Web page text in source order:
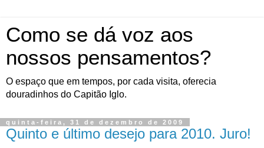
Como se dá voz aos
nossos pensamentos?
O espaço que em tempos, por cada visita, oferecia
douradinhos do Capitão Iglo.
quinta-feira, 31 de dezembro de 2009
Quinto e último desejo para 2010. Juro!